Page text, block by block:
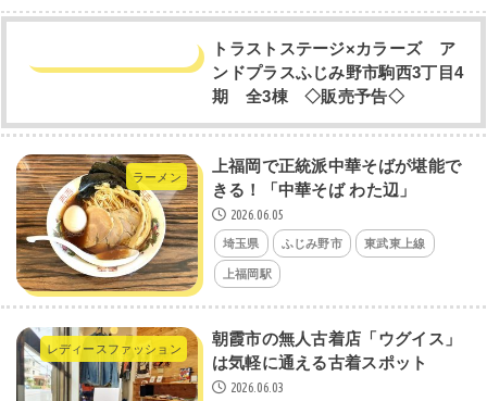
トラストステージ×カラーズ ア
ンドプラスふじみ野市駒西3丁目4
期 全3棟 ◇販売予告◇
ラーメン
上福岡で正統派中華そばが堪能で
きる！「中華そば わた辺」
2026.06.05
埼玉県 ふじみ野市 東武東上線
上福岡駅
レディースファッション
朝霞市の無人古着店「ウグイス」
は気軽に通える古着スポット
2026.06.03